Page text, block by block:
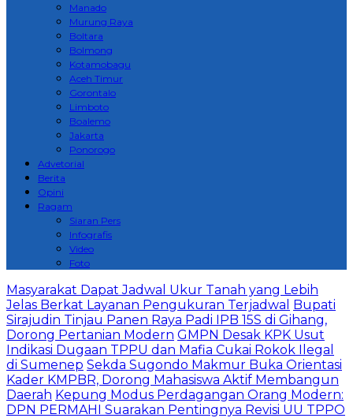
Manado
Murung Raya
Boltara
Bolmong
Kotamobagu
Aceh Timur
Gorontalo
Limboto
Boalemo
Jakarta
Ponorogo
Advetorial
Berita
Opini
Ragam
Siaran Pers
Infografis
Video
Foto
Masyarakat Dapat Jadwal Ukur Tanah yang Lebih
Jelas Berkat Layanan Pengukuran Terjadwal Bupati
Sirajudin Tinjau Panen Raya Padi IPB 15S di Gihang,
Dorong Pertanian Modern GMPN Desak KPK Usut
Indikasi Dugaan TPPU dan Mafia Cukai Rokok Ilegal
di Sumenep Sekda Sugondo Makmur Buka Orientasi
Kader KMPBR, Dorong Mahasiswa Aktif Membangun
Daerah Kepung Modus Perdagangan Orang Modern:
DPN PERMAHI Suarakan Pentingnya Revisi UU TPPO